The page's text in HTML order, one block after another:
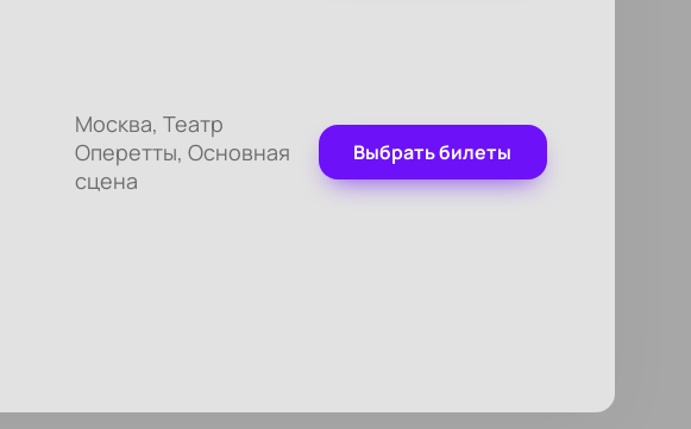
Москва, Театр
Оперетты, Основная
сцена
Выбрать билеты